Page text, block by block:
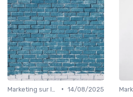
• 14/08/2025